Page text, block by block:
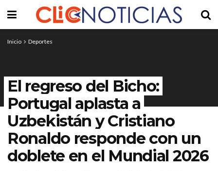
Inicio Deportes
El regreso del Bicho:
Portugal aplasta a
Uzbekistán y Cristiano
Ronaldo responde con un
doblete en el Mundial 2026